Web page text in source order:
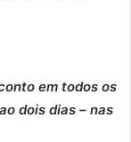
em todos os
dois dias – nas